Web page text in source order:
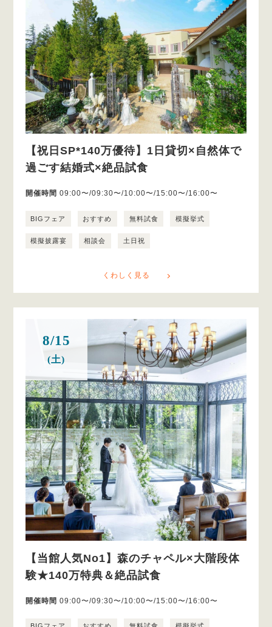
【祝日SP*140万優待】1日貸切×自然体で
過ごす結婚式×絶品試食
開催時間 09:00〜/09:30〜/10:00〜/15:00〜/16:00〜
BIGフェア おすすめ 無料試食 模擬挙式
模擬披露宴 相談会 土日祝
くわしく見る
8/15
(土)
【当館人気No1】森のチャペル×大階段体
験★140万特典＆絶品試食
開催時間 09:00〜/09:30〜/10:00〜/15:00〜/16:00〜